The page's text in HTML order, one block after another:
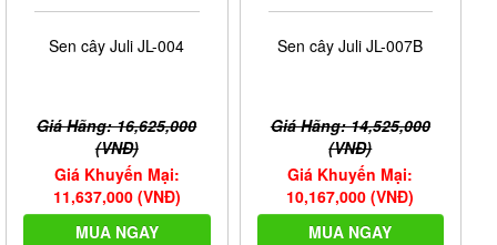
Sen cây Juli JL-004
Giá Hãng: 16,625,000
(VNĐ)
Giá Khuyến Mại:
11,637,000 (VNĐ)
MUA NGAY
Sen cây Juli JL-007B
Giá Hãng: 14,525,000
(VNĐ)
Giá Khuyến Mại:
10,167,000 (VNĐ)
MUA NGAY